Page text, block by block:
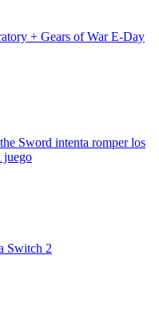
+ Gears of War E-Day
Sword intenta romper los
juego
Switch 2